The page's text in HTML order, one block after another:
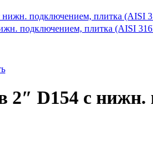
подключением, плитка (AISI
2″ D154 с